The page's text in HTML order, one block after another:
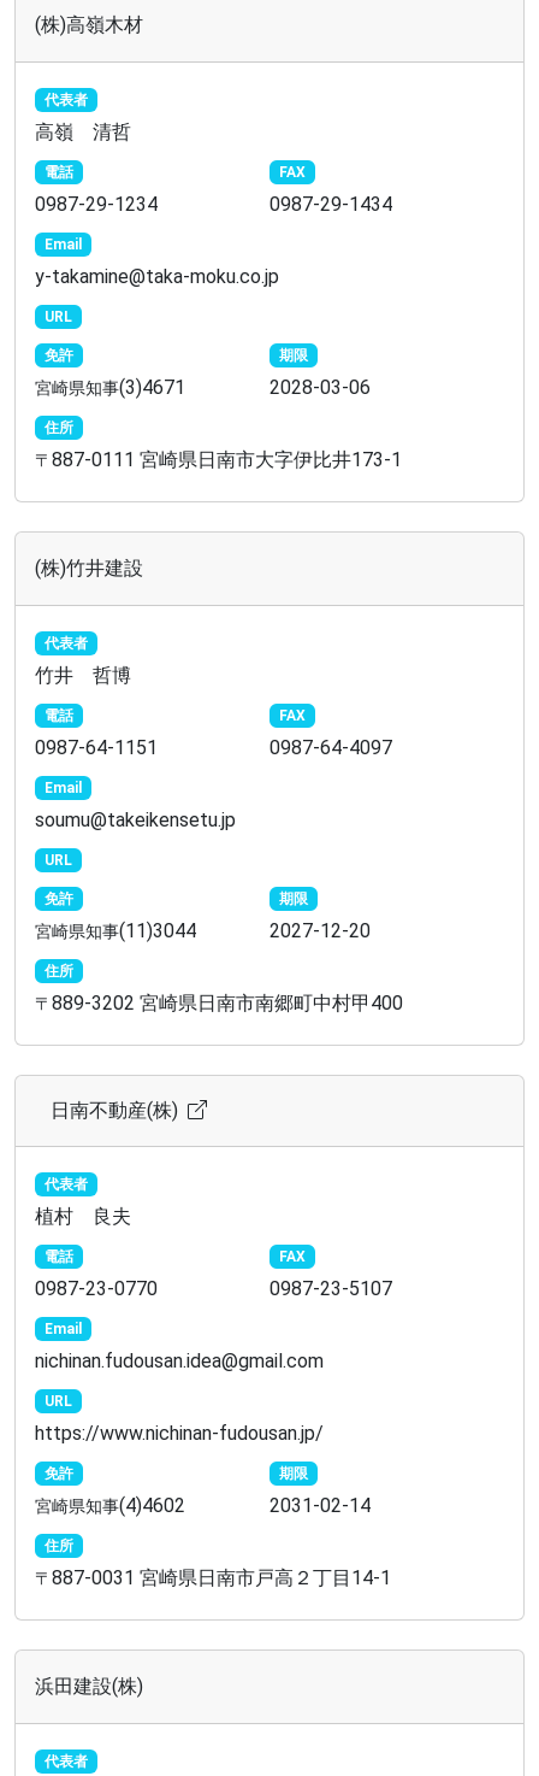
(株)高嶺木材
代表者
高嶺 清哲
電話
0987-29-1234
FAX
0987-29-1434
Email
y-takamine@taka-moku.co.jp
URL
免許
宮崎県知事(3)4671
期限
2028-03-06
住所
〒 887-0111 宮崎県日南市大字伊比井173-1
(株)竹井建設
代表者
竹井 哲博
電話
0987-64-1151
FAX
0987-64-4097
Email
soumu@takeikensetu.jp
URL
免許
宮崎県知事(11)3044
期限
2027-12-20
住所
〒 889-3202 宮崎県日南市南郷町中村甲400
日南不動産(株)
代表者
植村 良夫
電話
0987-23-0770
FAX
0987-23-5107
Email
nichinan.fudousan.idea@gmail.com
URL
https://www.nichinan-fudousan.jp/
免許
宮崎県知事(4)4602
期限
2031-02-14
住所
〒 887-0031 宮崎県日南市戸高２丁目14-1
浜田建設(株)
代表者